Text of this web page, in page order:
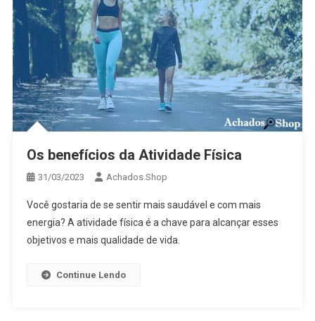
Os benefícios da Atividade Física
31/03/2023 Achados.Shop
Você gostaria de se sentir mais saudável e com mais
energia? A atividade física é a chave para alcançar esses
objetivos e mais qualidade de vida.
Continue Lendo